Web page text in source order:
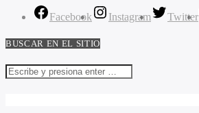
Facebook Instagram Twitter
BUSCAR EN EL SITIO